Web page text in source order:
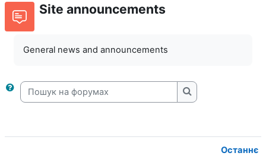
Site announcements
General news and announcements
Пошук на форумах
Пошук на
Останнє